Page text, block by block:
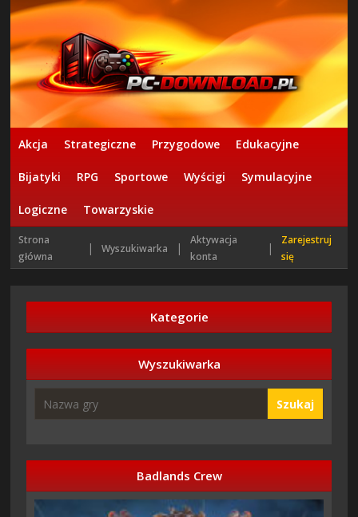
Akcja Strategiczne Przygodowe Edukacyjne
Bijatyki RPG Sportowe Wyścigi Symulacyjne
Logiczne Towarzyskie
Strona
główna
| Wyszukiwarka |
Aktywacja
konta
|
Zarejestruj
się
Kategorie
Wyszukiwarka
Szukaj
Badlands Crew